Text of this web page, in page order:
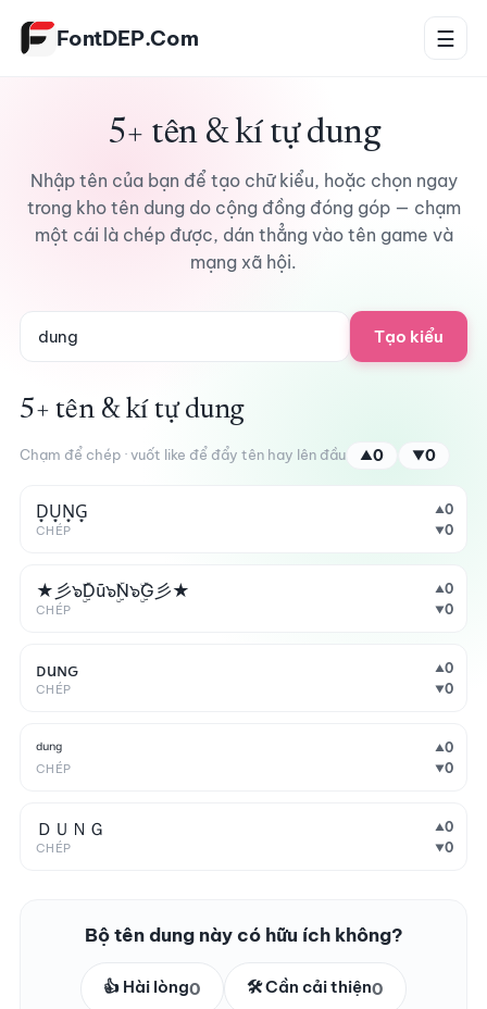
FontDEP.Com ☰
5+ tên & kí tự dung
Nhập tên của bạn để tạo chữ kiểu, hoặc chọn ngay
trong kho tên dung do cộng đồng đóng góp — chạm
một cái là chép được, dán thẳng vào tên game và
mạng xã hội.
Tạo kiểu
5+ tên & kí tự dung
Chạm để chép · vuốt like để đẩy tên hay lên đầu ▲0 ▼0
D͙U͙N͙G͙
CHÉP
▲0
▼0
★彡๖ۣۜDũ๖ۣۜN๖ۣۜG彡★
CHÉP
▲0
▼0
ᴅuɴԍ
CHÉP
▲0
▼0
ᵈᵘⁿᵍ
CHÉP
▲0
▼0
ＤＵＮＧ
CHÉP
▲0
▼0
Bộ tên dung này có hữu ích không?
👍 Hài lòng0 🛠️ Cần cải thiện0